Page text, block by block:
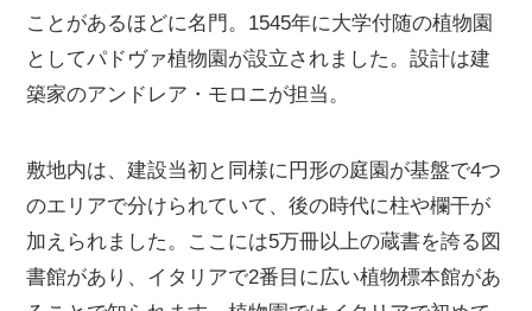
ことがあるほどに名門。1545年に大学付随の植物園
としてパドヴァ植物園が設立されました。設計は建
築家のアンドレア・モロニが担当。
敷地内は、建設当初と同様に円形の庭園が基盤で4つ
のエリアで分けられていて、後の時代に柱や欄干が
加えられました。ここには5万冊以上の蔵書を誇る図
書館があり、イタリアで2番目に広い植物標本館があ